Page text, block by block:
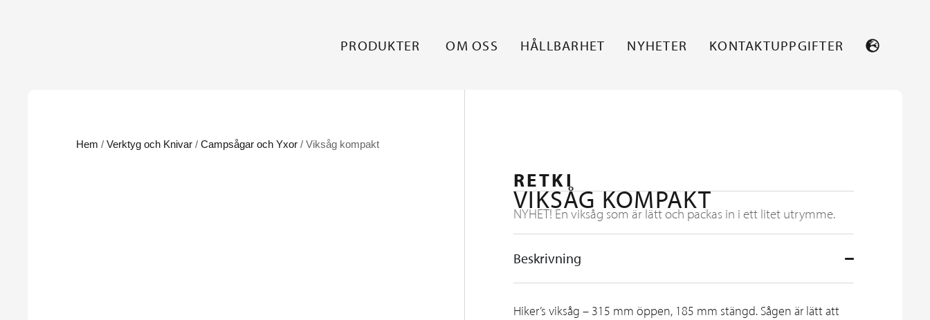
PRODUKTER OM OSS HÅLLBARHET NYHETER KONTAKTUPPGIFTER
Hem / Verktyg och Knivar / Campsågar och Yxor / Viksåg kompakt
RETKI
VIKSÅG KOMPAKT
NYHET! En viksåg som är lätt och packas in i ett litet utrymme.
Beskrivning
Hiker’s viksåg – 315 mm öppen, 185 mm stängd. Sågen är lätt att